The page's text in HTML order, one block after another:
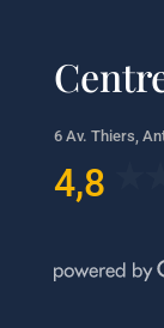
6 Av. Thiers,
4,8